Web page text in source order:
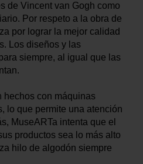
de Vincent van Gogh como
Por respeto a la obra de
por lograr la mejor calidad
Los diseños y las
siempre, al igual que las
hechos con máquinas
lo que permite una atención
MuseARTa intenta que el
productos sea lo más alto
hilo de algodón siempre